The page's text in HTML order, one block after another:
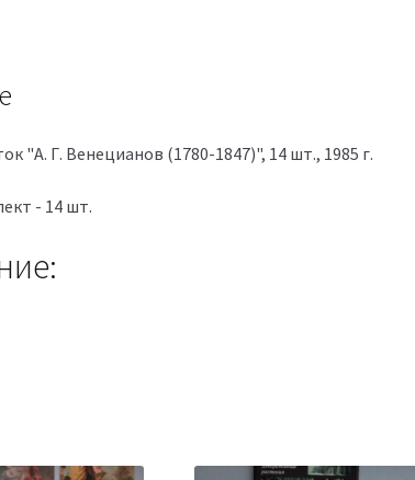
"А. Г. Венецианов (1780-1847)", 14 шт., 1985 г.
- 14 шт.